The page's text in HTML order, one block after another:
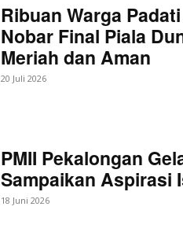
Ribuan Warga
Nobar Final Piala
Meriah dan Aman
20 Juli 2026
PMII Pekalongan
Sampaikan Aspirasi
18 Juni 2026